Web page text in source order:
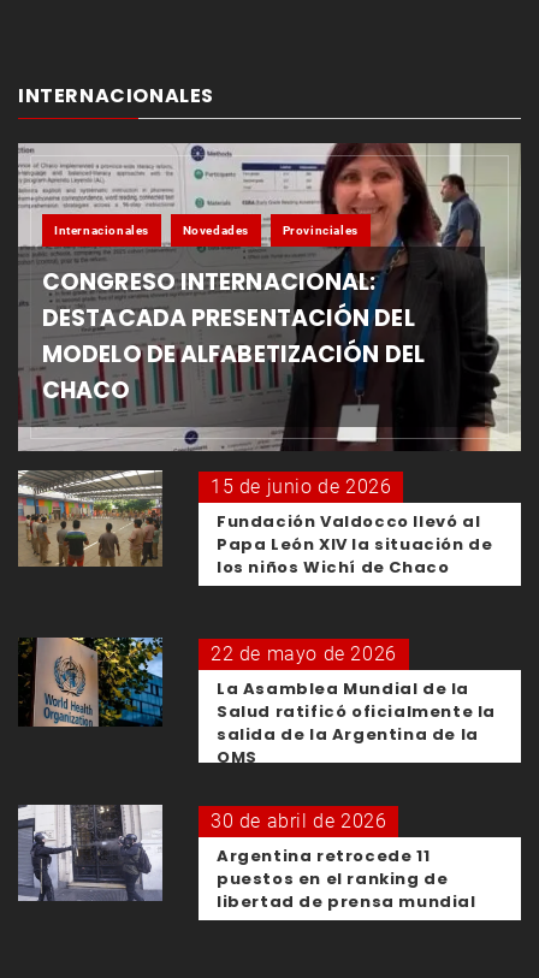
INTERNACIONALES
Internacionales Novedades Provinciales
CONGRESO INTERNACIONAL:
DESTACADA PRESENTACIÓN DEL
MODELO DE ALFABETIZACIÓN DEL
CHACO
15 de junio de 2026
Fundación Valdocco llevó al
Papa León XIV la situación de
los niños Wichí de Chaco
22 de mayo de 2026
La Asamblea Mundial de la
Salud ratificó oficialmente la
salida de la Argentina de la
OMS
30 de abril de 2026
Argentina retrocede 11
puestos en el ranking de
libertad de prensa mundial